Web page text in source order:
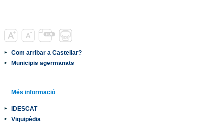
Com arribar a Castellar?
Municipis agermanats
Més informació
IDESCAT
Viquipèdia